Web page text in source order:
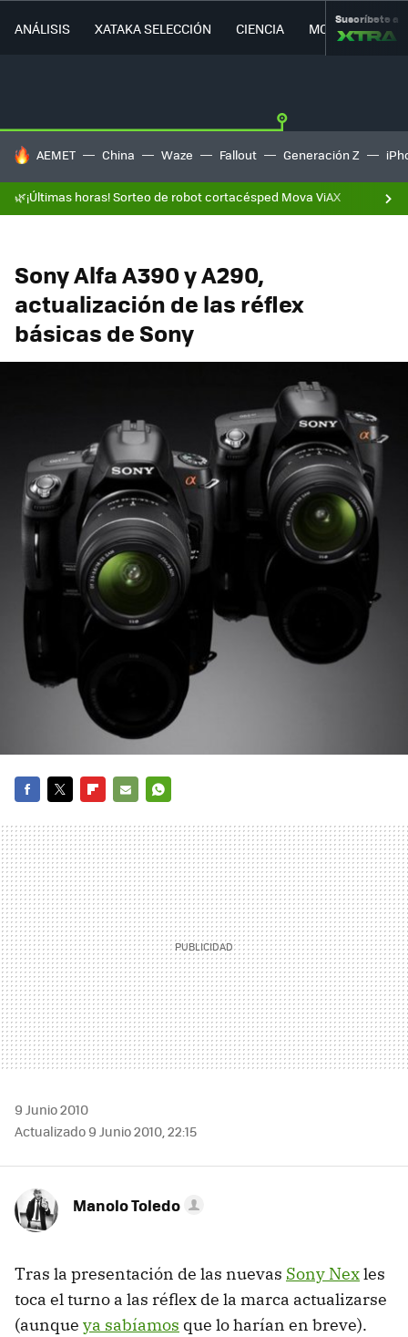
ANÁLISIS XATAKA SELECCIÓN CIENCIA MOVILIDAD
Suscríbete a
HOY SE HABLA DE
AEMET China Waze Fallout Generación Z
🌿¡Últimas horas! Sorteo de robot cortacésped Mova ViAX
Sony Alfa A390 y A290,
actualización de las réflex
básicas de Sony
MAIL
9 Junio 2010
Actualizado 9 Junio 2010, 22:15
Manolo Toledo
Tras la presentación de las nuevas Sony Nexles
toca el turno a las réflex de la marca actualizarse
(aunque ya sabíamos que lo harían en breve).